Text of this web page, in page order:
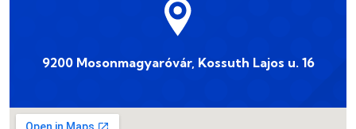
9200 Mosonmagyaróvár, Kossuth Lajos u. 16